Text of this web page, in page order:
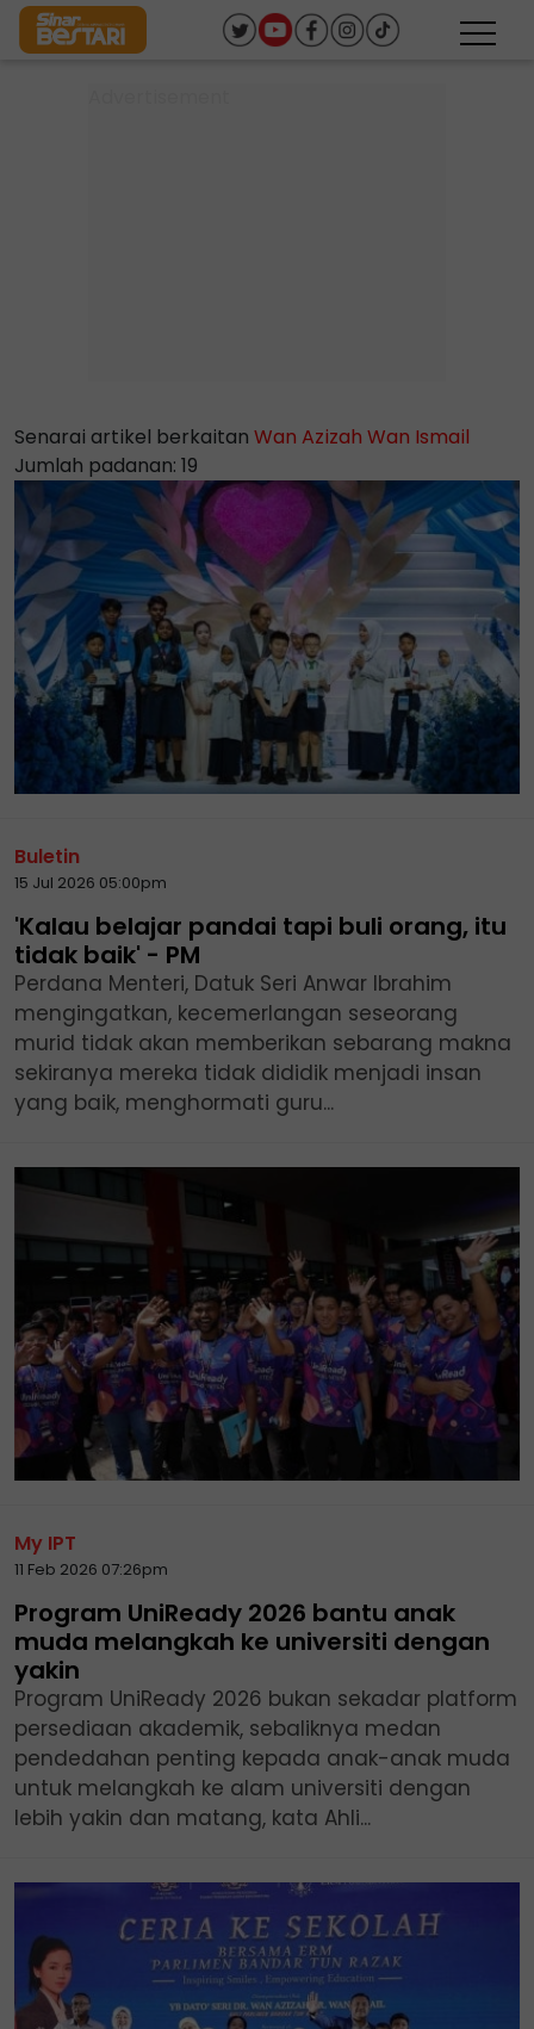
Senarai artikel berkaitan Wan Azizah Wan Ismail
Jumlah padanan: 19
Buletin
15 Jul 2026 05:00pm
'Kalau belajar pandai tapi buli orang, itu
tidak baik' - PM
Perdana Menteri, Datuk Seri Anwar Ibrahim
mengingatkan, kecemerlangan seseorang
murid tidak akan memberikan sebarang makna
sekiranya mereka tidak dididik menjadi insan
yang baik, menghormati guru...
My IPT
11 Feb 2026 07:26pm
Program UniReady 2026 bantu anak
muda melangkah ke universiti dengan
yakin
Program UniReady 2026 bukan sekadar platform
persediaan akademik, sebaliknya medan
pendedahan penting kepada anak-anak muda
untuk melangkah ke alam universiti dengan
lebih yakin dan matang, kata Ahli...